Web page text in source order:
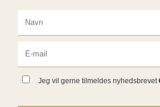
Jeg vil gerne tilmeldes nyhedsbrevet